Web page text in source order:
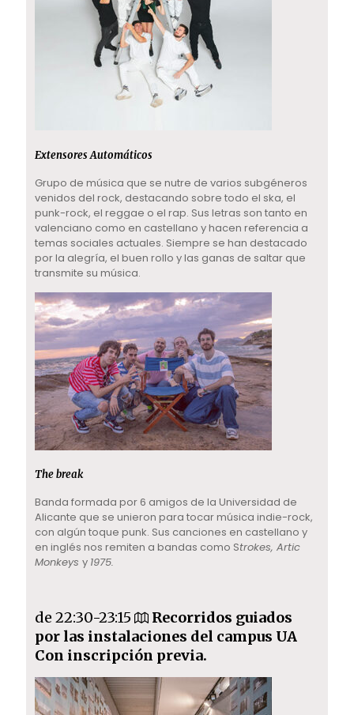
Extensores Automáticos
Grupo de música que se nutre de varios subgéneros
venidos del rock, destacando sobre todo el ska, el
punk-rock, el reggae o el rap. Sus letras son tanto en
valenciano como en castellano y hacen referencia a
temas sociales actuales. Siempre se han destacado
por la alegría, el buen rollo y las ganas de saltar que
transmite su música.
The break
Banda formada por 6 amigos de la Universidad de
Alicante que se unieron para tocar música indie-rock,
con algún toque punk. Sus canciones en castellano y
en inglés nos remiten a bandas como Strokes, Artic
Monkeysy 1975.
de 22:30-23:15
Recorridos guiados
por las instalaciones del campus UA
Con inscripción previa.